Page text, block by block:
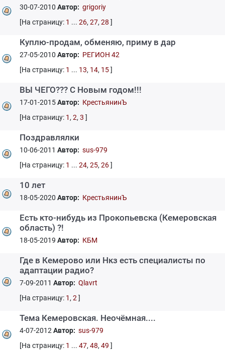
30-07-2010 Автор: grigoriy
[На страницу: 1 ... 26, 27, 28 ]
Куплю-продам, обменяю, приму в дар
27-05-2010 Автор: РЕГИОН 42
[На страницу: 1 ... 13, 14, 15]
ВЫ ЧЕГО??? С Новым годом!!!
17-01-2015Автор: КрестьянинЪ
[На страницу: 1 , 2, 3 ]
Поздравлялки
10-06-2011 Автор: sus-979
[На страницу: 1 ... 24, 25, 26]
10 лет
18-05-2020 Автор: КрестьянинЪ
Есть кто-нибудь из Прокопьевска (Кемеровская
область) ?!
18-05-2019 Автор: КБМ
Где в Кемерово или Нкз есть специалисты по
адаптации радио?
7-09-2011 Автор: Qlavrt
[На страницу: 1 , 2 ]
Тема Кемеровская. Неочёмная....
4-07-2012 Автор: sus-979
[На страницу: 1 ... 47, 48, 49 ]